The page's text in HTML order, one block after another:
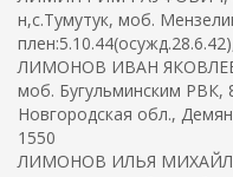
н,с.Тумутук, моб.
ЛИМОНОВ ИВАН
моб. Бугульминским РВК,
Новгородская обл.,
1550
ЛИМОНОВ ИЛЬЯ